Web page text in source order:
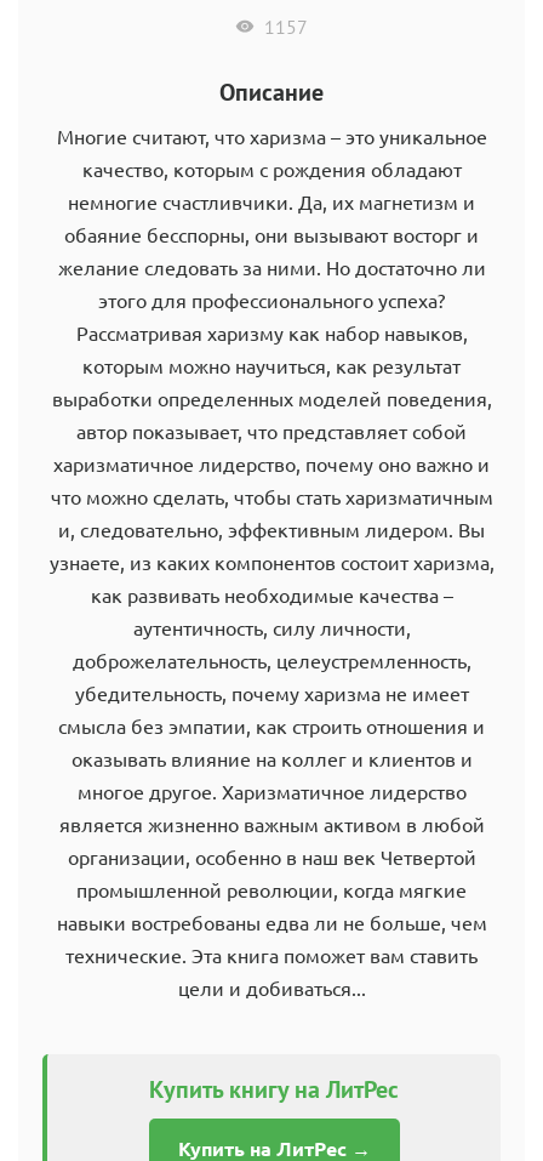
1157
Описание
Многие считают, что харизма – это уникальное
качество, которым с рождения обладают
немногие счастливчики. Да, их магнетизм и
обаяние бесспорны, они вызывают восторг и
желание следовать за ними. Но достаточно ли
этого для профессионального успеха?
Рассматривая харизму как набор навыков,
которым можно научиться, как результат
выработки определенных моделей поведения,
автор показывает, что представляет собой
харизматичное лидерство, почему оно важно и
что можно сделать, чтобы стать харизматичным
и, следовательно, эффективным лидером. Вы
узнаете, из каких компонентов состоит харизма,
как развивать необходимые качества –
аутентичность, силу личности,
доброжелательность, целеустремленность,
убедительность, почему харизма не имеет
смысла без эмпатии, как строить отношения и
оказывать влияние на коллег и клиентов и
многое другое. Харизматичное лидерство
является жизненно важным активом в любой
организации, особенно в наш век Четвертой
промышленной революции, когда мягкие
навыки востребованы едва ли не больше, чем
технические. Эта книга поможет вам ставить
цели и добиваться...
Купить книгу на ЛитРес
Купить на ЛитРес →